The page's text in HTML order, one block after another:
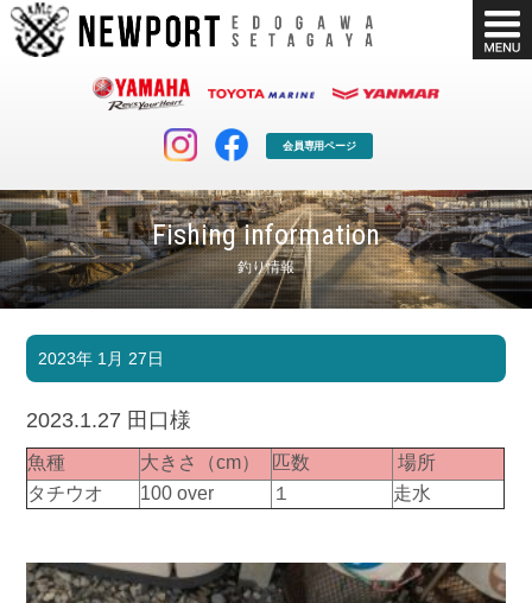
会員専用ページ
Fishing information
釣り情報
マリンクラブ
マリンライフを堪能したい！
ボート販売
ボート免許
長年の実績と信頼！
店舗情報
Shop Info.
公式ブログ
Blog
Contact us Company
2023年 1月 27日
2023.1.27 田口様
魚種 大きさ（cm） 匹数
場所
タチウオ
100 over １ 走水